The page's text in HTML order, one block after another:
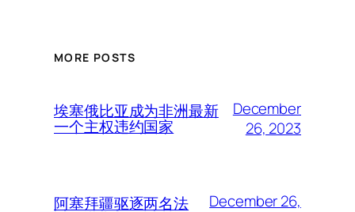
MORE POSTS
埃塞俄比亚成为非洲最新
一个主权违约国家
December
26, 2023
阿塞拜疆驱逐两名法
December 26,